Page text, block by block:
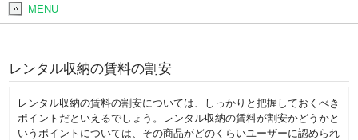
MENU
レンタル収納の賃料の割安
レンタル収納の賃料の割安については、しっかりと把握しておくべき
ポイントだといえるでしょう。レンタル収納の賃料が割安かどうかと
いうポイントについては、その商品がどのくらいユーザーに認められ